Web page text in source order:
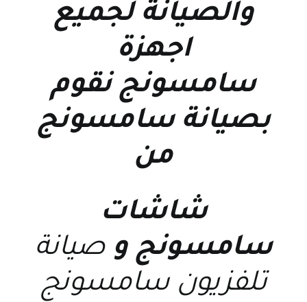
والصيانة لجميع
اجهزة
سامسونج نقوم
بصيانة سامسونج
من
شاشات
سامسونج وصيانة
تلفزيون سامسونج